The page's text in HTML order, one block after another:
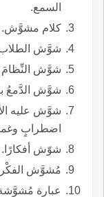
السمع.
كلام مشوَّش.
شوَّش
شوَّش النِّظامَ
شوَّش الدَّمعُ
شوَّش عليه
اضطرابٍ
شوّش أفكارًا.
مُشوَّش
عبارة